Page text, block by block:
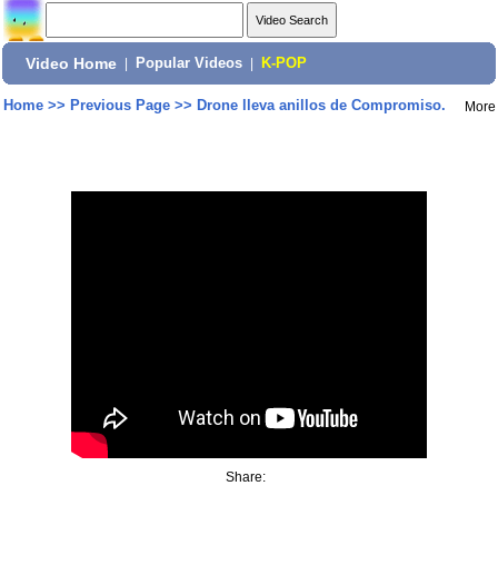
Video Home Popular Videos K-POP
Home>> Previous Page>> Drone lleva anillos de Compromiso. More
Share: